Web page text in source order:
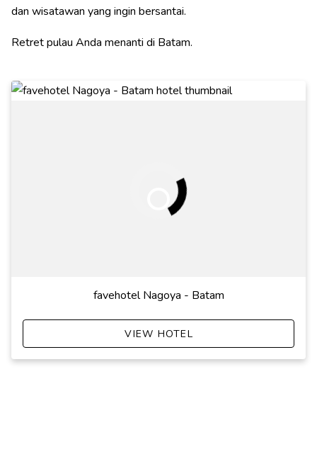
dan wisatawan yang ingin bersantai.
Retret pulau Anda menanti di Batam.
favehotel Nagoya - Batam
VIEW HOTEL